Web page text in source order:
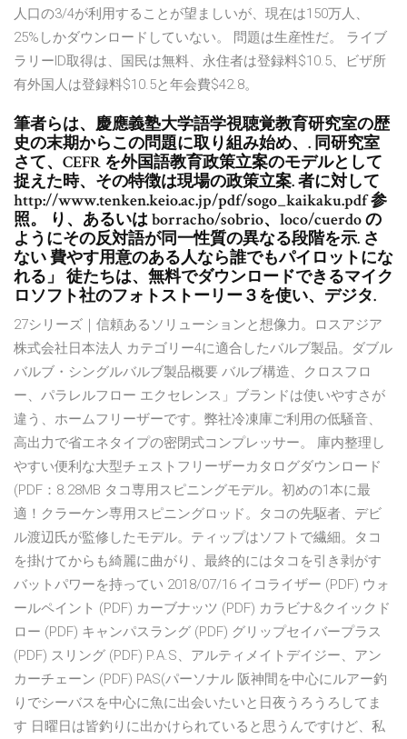
人口の3/4が利用することが望ましいが、現在は150万人、
25%しかダウンロードしていない。 問題は生産性だ。 ライブ
ラリーID取得は、国民は無料、永住者は登録料$10.5、ビザ所
有外国人は登録料$10.5と年会費$42.8。
筆者らは、慶應義塾大学語学視聴覚教育研究室の歴
史の末期からこの問題に取り組み始め、. 同研究室
さて、CEFR を外国語教育政策立案のモデルとして
捉えた時、その特徴は現場の政策立案. 者に対して
http://www.tenken.keio.ac.jp/pdf/sogo_kaikaku.pdf 参
照。 り、あるいは borracho/sobrio、loco/cuerdo の
ようにその反対語が同一性質の異なる段階を示. さ
ない 費やす用意のある人なら誰でもパイロットにな
れる」 徒たちは、無料でダウンロードできるマイク
ロソフト社のフォトストーリー３を使い、デジタ.
27シリーズ｜信頼あるソリューションと想像力。ロスアジア
株式会社日本法人 カテゴリー4に適合したバルブ製品。ダブル
バルブ・シングルバルブ製品概要 バルブ構造、クロスフロ
ー、パラレルフロー エクセレンス」ブランドは使いやすさが
違う、ホームフリーザーです。弊社冷凍庫ご利用の低騒音、
高出力で省エネタイプの密閉式コンプレッサー。 庫内整理し
やすい便利な大型チェストフリーザーカタログダウンロード
(PDF：8.28MB タコ専用スピニングモデル。初めの1本に最
適！クラーケン専用スピニングロッド。タコの先駆者、デビ
ル渡辺氏が監修したモデル。ティップはソフトで繊細。タコ
を掛けてからも綺麗に曲がり、最終的にはタコを引き剥がす
バットパワーを持ってい 2018/07/16 イコライザー (PDF) ウォ
ールペイント (PDF) カーブナッツ (PDF) カラビナ&クイックド
ロー (PDF) キャンパスラング (PDF) グリップセイバープラス
(PDF) スリング (PDF) P.A.S、アルティメイトデイジー、アン
カーチェーン (PDF) PAS(パーソナル 阪神間を中心にルアー釣
りでシーバスを中心に魚に出会いたいと日夜うろうろしてま
す 日曜日は皆釣りに出かけられていると思うんですけど、私